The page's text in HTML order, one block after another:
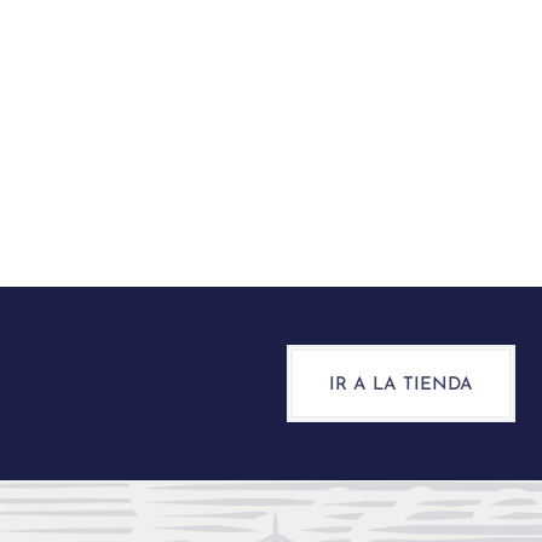
IR A LA TIENDA